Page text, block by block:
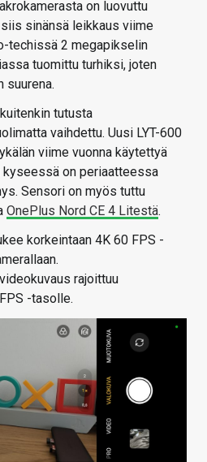
on luovuttu
sinänsä leikkaus viime
techissä 2 megapikselin
tuomittu turhiksi, joten
suurena.
tutusta
vaihdettu. Uusi LYT-600
viime vuonna käytettyä
kyseessä on periaatteessa
Sensori on myös tuttu
OnePlus Nord CE 4 Litestä.
korkeintaan 4K 60 FPS -
rajoittuu
-tasolle.